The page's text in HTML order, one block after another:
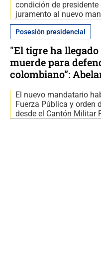
condición de presidente
juramento al nuevo
Posesión presidencial
"El tigre ha
muerde para
colombiano”:
El nuevo mandatario
Fuerza Pública y orden
desde el Cantón Militar